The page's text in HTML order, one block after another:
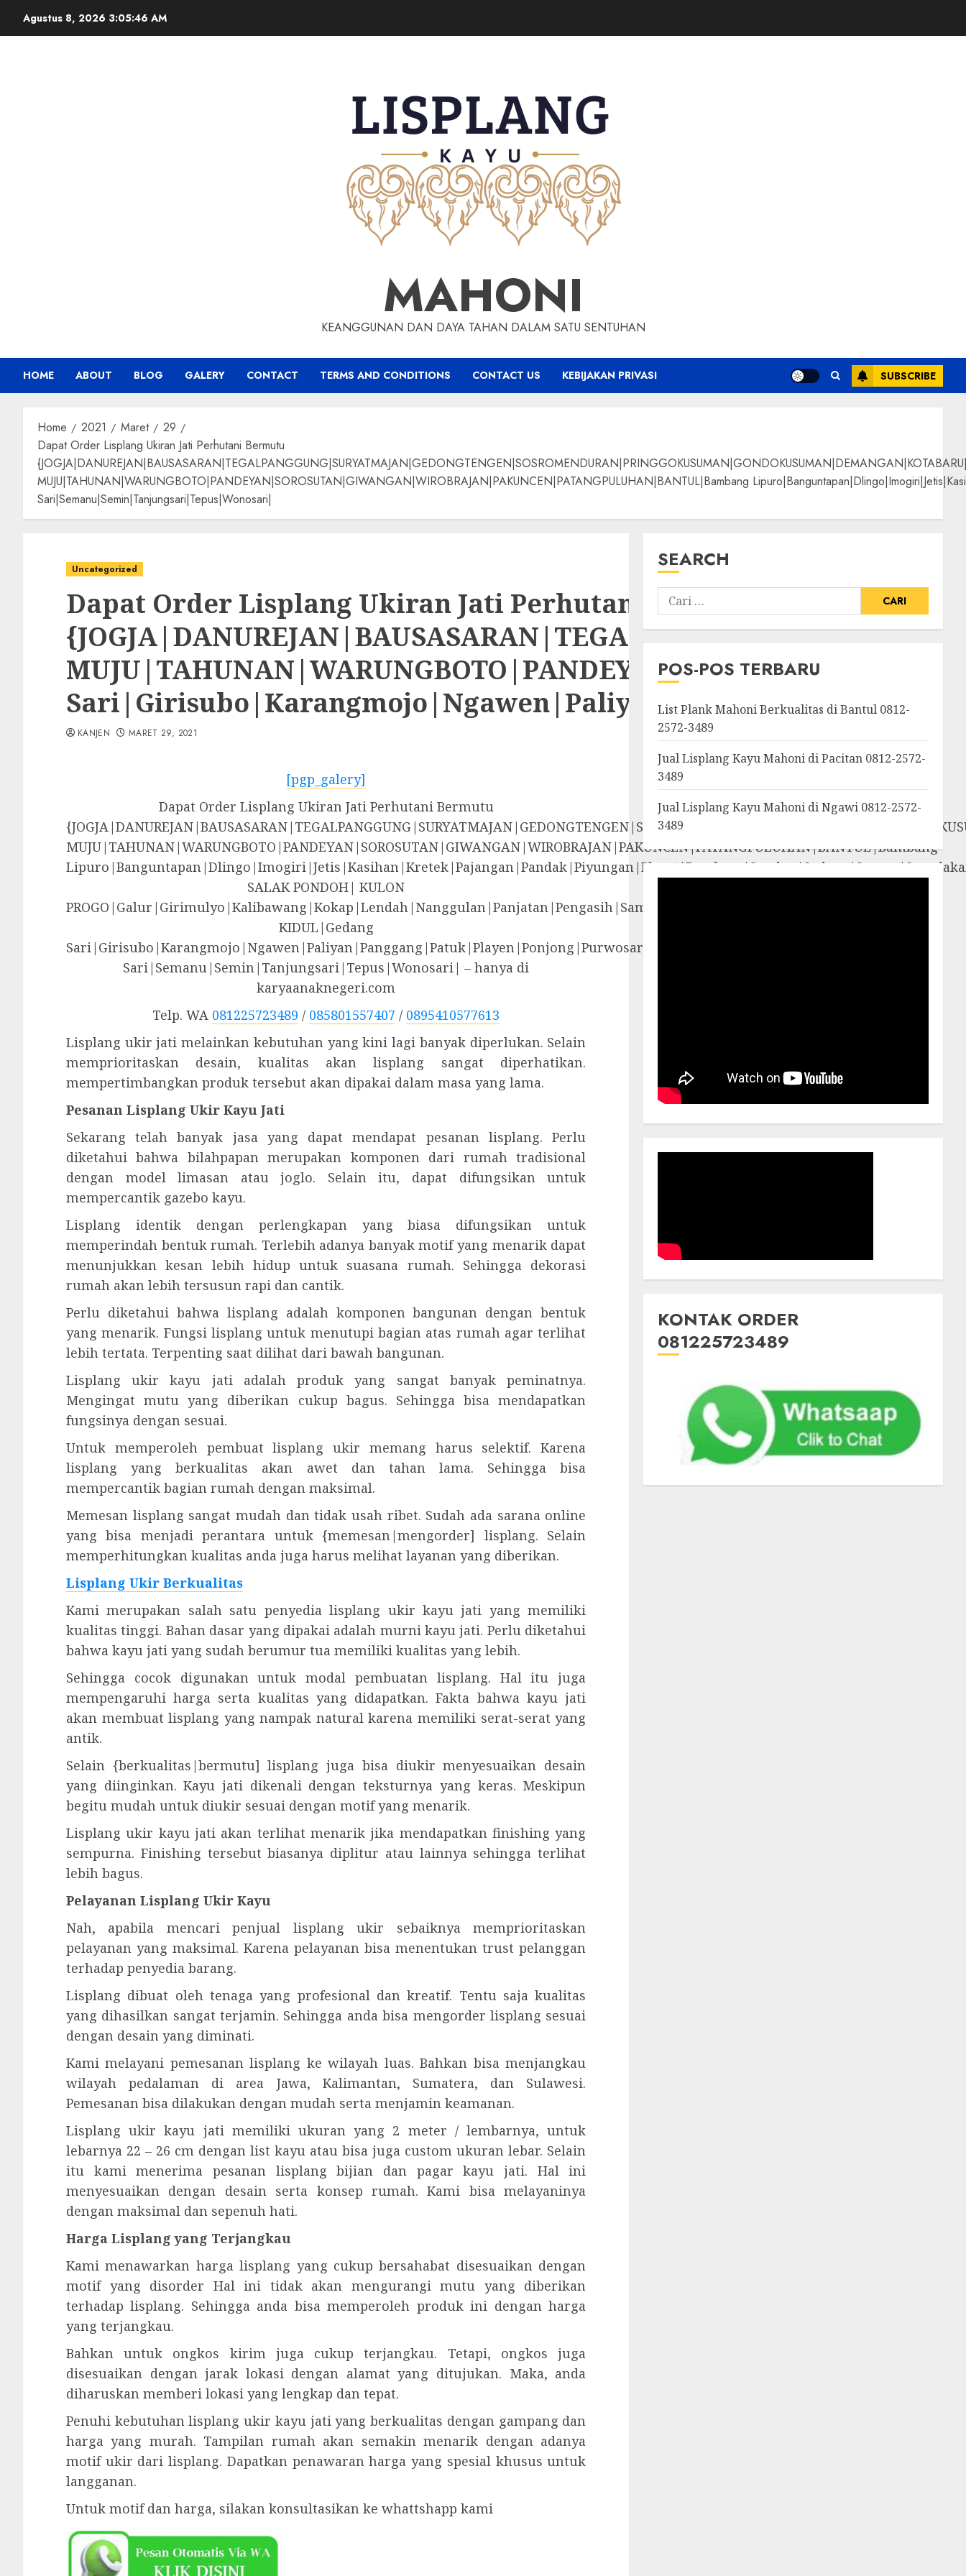
Agustus 8, 2026 3:05:47 AM
MAHONI
KEANGGUNAN DAN DAYA TAHAN DALAM SATU SENTUHAN
HOME ABOUT BLOG GALERY CONTACT TERMS AND CONDITIONS CONTACT US KEBIJAKAN PRIVASI SUBSCRIBE
Home 2021 Maret
29
Dapat Order Lisplang Ukiran Jati Perhutani Bermutu
MUJU|TAHUNAN|WARUNGBOTO|PANDEYAN|SOROSUTAN|GIWANGAN|WIROBRAJAN|PAKUNCEN|PATANGPULUHAN|BANTUL|Bambang
Sari|Semanu|Semin|Tanjungsari|Tepus|Wonosari|
Uncategorized
Dapat Order Lisplang Ukiran Jati Perhutani Bermutu
KANJEN MARET 29, 2021
[pgp_galery]
Dapat Order Lisplang Ukiran Jati Perhutani Bermutu
MUJU|TAHUNAN|WARUNGBOTO|PANDEYAN|SOROSUTAN|GIWANGAN|WIROBRAJAN|PAKUNCEN|PATANGPULUHAN|BANTUL|Bambang
SALAK PONDOH| KULON
PROGO|Galur|Girimulyo|Kalibawang|Kokap|Lendah|Nanggulan|Panjatan|Pengasih|Samigaluh|Sentolo|Temon|Wates|GUNUNG
KIDUL|Gedang
Sari|Girisubo|Karangmojo|Ngawen|Paliyan|Panggang|Patuk|Playen|Ponjong|Purwosari|Rongkop|Sapto
Sari|Semanu|Semin|Tanjungsari|Tepus|Wonosari| – hanya di
karyaanaknegeri.com
Telp. WA 081225723489 / 085801557407 / 0895410577613
Lisplang ukir jati melainkan kebutuhan yang kini lagi banyak diperlukan. Selain
memprioritaskan desain, kualitas akan lisplang sangat diperhatikan.
mempertimbangkan produk tersebut akan dipakai dalam masa yang lama.
Pesanan Lisplang Ukir Kayu Jati
Sekarang telah banyak jasa yang dapat mendapat pesanan lisplang. Perlu
diketahui bahwa bilahpapan merupakan komponen dari rumah tradisional
dengan model limasan atau joglo. Selain itu, dapat difungsikan untuk
mempercantik gazebo kayu.
Lisplang identik dengan perlengkapan yang biasa difungsikan untuk
memperindah bentuk rumah. Terlebih adanya banyak motif yang menarik dapat
menunjukkan kesan lebih hidup untuk suasana rumah. Sehingga dekorasi
rumah akan lebih tersusun rapi dan cantik.
Perlu diketahui bahwa lisplang adalah komponen bangunan dengan bentuk
yang menarik. Fungsi lisplang untuk menutupi bagian atas rumah agar terlihat
lebih tertata. Terpenting saat dilihat dari bawah bangunan.
Lisplang ukir kayu jati adalah produk yang sangat banyak peminatnya.
Mengingat mutu yang diberikan cukup bagus. Sehingga bisa mendapatkan
fungsinya dengan sesuai.
Untuk memperoleh pembuat lisplang ukir memang harus selektif. Karena
lisplang yang berkualitas akan awet dan tahan lama. Sehingga bisa
mempercantik bagian rumah dengan maksimal.
Memesan lisplang sangat mudah dan tidak usah ribet. Sudah ada sarana online
yang bisa menjadi perantara untuk {memesan|mengorder] lisplang. Selain
memperhitungkan kualitas anda juga harus melihat layanan yang diberikan.
Lisplang Ukir Berkualitas
Kami merupakan salah satu penyedia lisplang ukir kayu jati yang memiliki
kualitas tinggi. Bahan dasar yang dipakai adalah murni kayu jati. Perlu diketahui
bahwa kayu jati yang sudah berumur tua memiliki kualitas yang lebih.
Sehingga cocok digunakan untuk modal pembuatan lisplang. Hal itu juga
mempengaruhi harga serta kualitas yang didapatkan. Fakta bahwa kayu jati
akan membuat lisplang yang nampak natural karena memiliki serat-serat yang
antik.
Selain {berkualitas|bermutu] lisplang juga bisa diukir menyesuaikan desain
yang diinginkan. Kayu jati dikenali dengan teksturnya yang keras. Meskipun
begitu mudah untuk diukir sesuai dengan motif yang menarik.
Lisplang ukir kayu jati akan terlihat menarik jika mendapatkan finishing yang
sempurna. Finishing tersebut biasanya diplitur atau lainnya sehingga terlihat
lebih bagus.
Pelayanan Lisplang Ukir Kayu
Nah, apabila mencari penjual lisplang ukir sebaiknya memprioritaskan
pelayanan yang maksimal. Karena pelayanan bisa menentukan trust pelanggan
terhadap penyedia barang.
Lisplang dibuat oleh tenaga yang profesional dan kreatif. Tentu saja kualitas
yang dihasilkan sangat terjamin. Sehingga anda bisa mengorder lisplang sesuai
dengan desain yang diminati.
Kami melayani pemesanan lisplang ke wilayah luas. Bahkan bisa menjangkau
wilayah pedalaman di area Jawa, Kalimantan, Sumatera, dan Sulawesi.
Pemesanan bisa dilakukan dengan mudah serta menjamin keamanan.
Lisplang ukir kayu jati memiliki ukuran yang 2 meter / lembarnya, untuk
lebarnya 22 – 26 cm dengan list kayu atau bisa juga custom ukuran lebar. Selain
itu kami menerima pesanan lisplang bijian dan pagar kayu jati. Hal ini
menyesuaikan dengan desain serta konsep rumah. Kami bisa melayaninya
dengan maksimal dan sepenuh hati.
Harga Lisplang yang Terjangkau
Kami menawarkan harga lisplang yang cukup bersahabat disesuaikan dengan
motif yang disorder Hal ini tidak akan mengurangi mutu yang diberikan
terhadap lisplang. Sehingga anda bisa memperoleh produk ini dengan harga
yang terjangkau.
Bahkan untuk ongkos kirim juga cukup terjangkau. Tetapi, ongkos juga
disesuaikan dengan jarak lokasi dengan alamat yang ditujukan. Maka, anda
diharuskan memberi lokasi yang lengkap dan tepat.
Penuhi kebutuhan lisplang ukir kayu jati yang berkualitas dengan gampang dan
harga yang murah. Tampilan rumah akan semakin menarik dengan adanya
motif ukir dari lisplang. Dapatkan penawaran harga yang spesial khusus untuk
langganan.
Untuk motif dan harga, silakan konsultasikan ke whattshapp kami
SEARCH
POS-POS TERBARU
List Plank Mahoni Berkualitas di Bantul 0812-
2572-3489
Jual Lisplang Kayu Mahoni di Pacitan 0812-2572-
3489
Jual Lisplang Kayu Mahoni di Ngawi 0812-2572-
3489
KONTAK ORDER
081225723489